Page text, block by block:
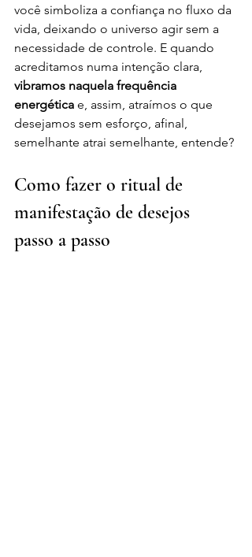
você simboliza a confiança no fluxo da
vida, deixando o universo agir sem a
necessidade de controle. E quando
acreditamos numa intenção clara,
vibramos naquela frequência
energética e, assim, atraímos o que
desejamos sem esforço, afinal,
semelhante atrai semelhante, entende?
Como fazer o ritual de
manifestação de desejos
passo a passo